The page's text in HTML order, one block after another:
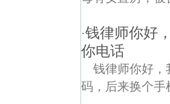
·钱律师你好
你电话
钱律师你好，
码，后来换个手